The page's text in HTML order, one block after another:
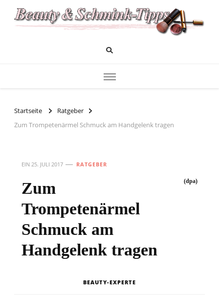
Beauty und Schminktipps
Startseite
Ratgeber
Zum Trompetenärmel Schmuck am Handgelenk tragen
EIN 25. JULI 2017 RATGEBER
Zum
Trompetenärmel
Schmuck am
Handgelenk tragen
(dpa)
BEAUTY-EXPERTE